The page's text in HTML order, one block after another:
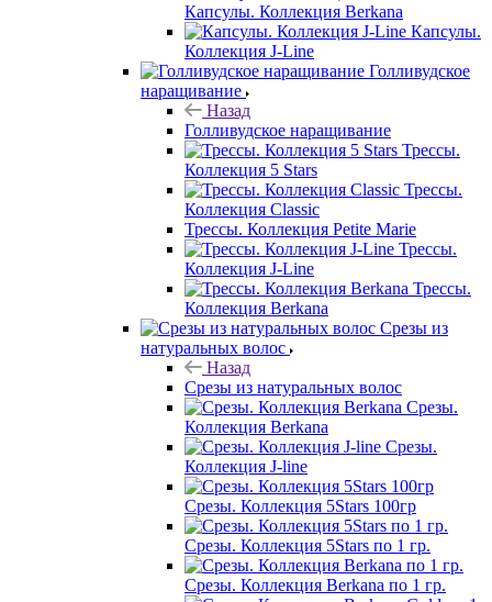
Капсулы. Коллекция Berkana
Капсулы.
Коллекция J-Line
Голливудское
наращивание
Назад
Голливудское наращивание
Трессы.
Коллекция 5 Stars
Трессы.
Коллекция Classic
Трессы. Коллекция Petite Marie
Трессы.
Коллекция J-Line
Трессы.
Коллекция Berkana
Срезы из
натуральных волос
Назад
Срезы из натуральных волос
Срезы.
Коллекция Berkana
Срезы.
Коллекция J-line
Срезы. Коллекция 5Stars 100гр
Срезы. Коллекция 5Stars по 1 гр.
Срезы. Коллекция Berkana по 1 гр.